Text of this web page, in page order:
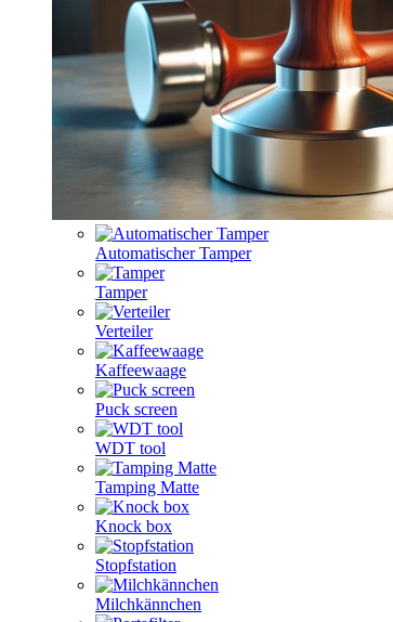
Automatischer Tamper
Tamper
Verteiler
Kaffeewaage
Puck screen
WDT tool
Tamping Matte
Knock box
Stopfstation
Milchkännchen